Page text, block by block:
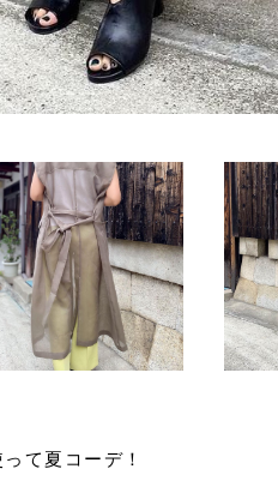
て夏コーデ！